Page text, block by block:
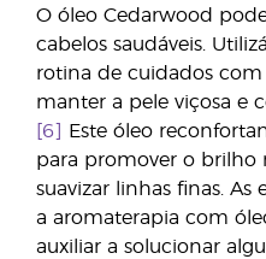
O óleo Cedarwood
cabelos saudáveis.
rotina de cuidados
manter a pele viçosa e
[6]
Este óleo
para promover o brilho
suavizar linhas finas.
a aromaterapia com
auxiliar a solucionar